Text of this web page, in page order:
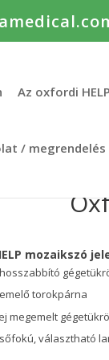
Az oxfordi HELP
/ megrendelés
mozaikszó
torokpárna
megemelt
választható